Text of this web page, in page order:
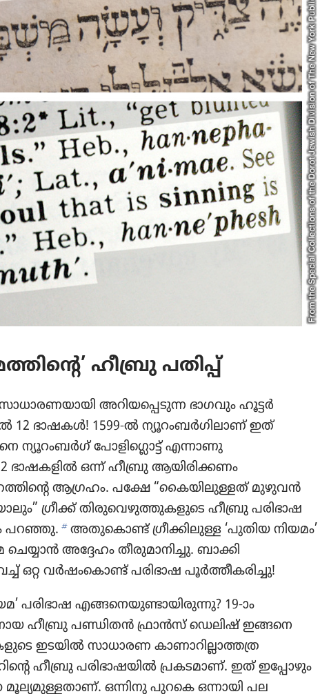
ഹീബ്രു പതിപ്പ്‌
അറിയപ്പെടുന്ന ഭാഗവും ഹൂട്ടർ
12 ഭാഷകൾ! 1599-ൽ ന്യൂറംബർഗിലാണ്‌ ഇത്‌
ന്യൂറംബർഗ്‌ പോളിഗ്ലൊട്ട്‌ എന്നാണു
ഭാഷകളിൽ ഒന്ന്‌ ഹീബ്രു ആയിരിക്കണം
ആഗ്രഹം. പക്ഷേ “കൈയിലുള്ളത്‌ മുഴുവൻ
ഗ്രീക്ക്‌ തിരുവെഴുത്തുകളുടെ ഹീബ്രു പരിഭാഷ
പറഞ്ഞു. bഅതുകൊണ്ട്‌ ഗ്രീക്കിലുള്ള ‘പുതിയ നിയമം’
അദ്ദേഹം തീരുമാനിച്ചു. ബാക്കി
ഒറ്റ വർഷംകൊണ്ട്‌ പരിഭാഷ പൂർത്തീകരിച്ചു!
പരിഭാഷ എങ്ങനെയുണ്ടായിരുന്നു? 19-ാം
ഹീബ്രു പണ്ഡിതൻ ഫ്രാൻസ്‌ ഡെലിഷ്‌ ഇങ്ങനെ
ഇടയിൽ സാധാരണ കാണാറില്ലാത്തത്ര
ഹീബ്രു പരിഭാഷയിൽ പ്രകടമാണ്‌. ഇത്‌ ഇപ്പോഴും
മൂല്യമുള്ളതാണ്‌. ഒന്നിനു പുറകെ ഒന്നായി പല